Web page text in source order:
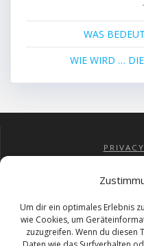
Um dir ein optimales Erlebnis
wie Cookies, um
zuzugreifen. Wenn du diesen
WAS
WIE WIRD …
COOKIE-